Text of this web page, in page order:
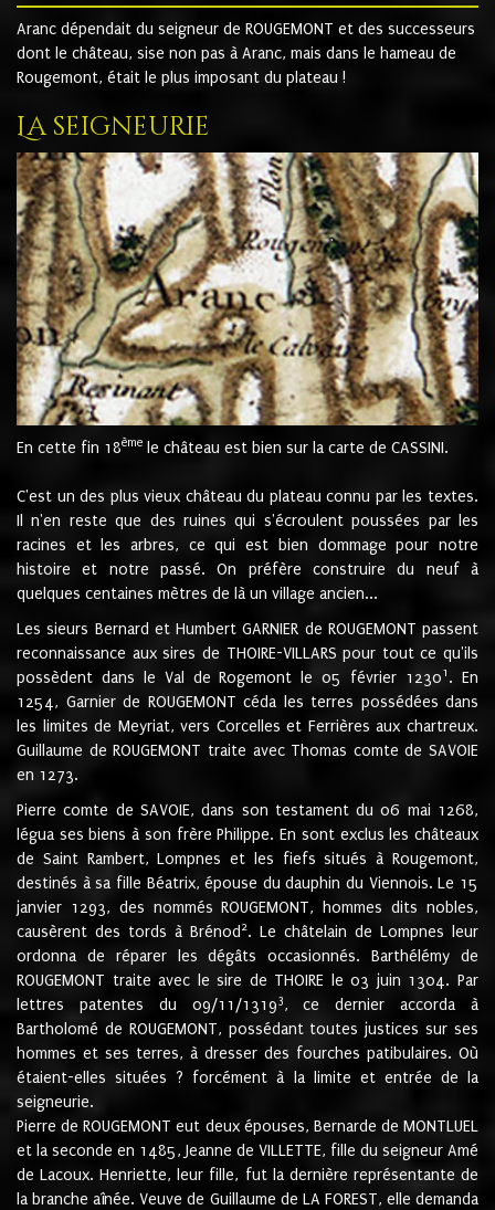
Aranc dépendait du seigneur de ROUGEMONT et des successeurs
dont le château, sise non pas à Aranc, mais dans le hameau de
Rougemont, était le plus imposant du plateau !
La seigneurie
En cette fin 18ème le château est bien sur la carte de CASSINI.
C'est un des plus vieux château du plateau connu par les textes.
Il n'en reste que des ruines qui s'écroulent poussées par les
racines et les arbres, ce qui est bien dommage pour notre
histoire et notre passé. On préfère construire du neuf à
quelques centaines mètres de là un village ancien...
Les sieurs Bernard et Humbert GARNIER de ROUGEMONT passent
reconnaissance aux sires de THOIRE-VILLARS pour tout ce qu'ils
possèdent dans le Val de Rogemont le 05 février 12301 . En
1254, Garnier de ROUGEMONT céda les terres possédées dans
les limites de Meyriat, vers Corcelles et Ferrières aux chartreux.
Guillaume de ROUGEMONT traite avec Thomas comte de SAVOIE
en 1273.
Pierre comte de SAVOIE, dans son testament du 06 mai 1268,
légua ses biens à son frère Philippe. En sont exclus les châteaux
de Saint Rambert, Lompnes et les fiefs situés à Rougemont,
destinés à sa fille Béatrix, épouse du dauphin du Viennois. Le 15
janvier 1293, des nommés ROUGEMONT, hommes dits nobles,
causèrent des tords à Brénod 2. Le châtelain de Lompnes leur
ordonna de réparer les dégâts occasionnés. Barthélémy de
ROUGEMONT traite avec le sire de THOIRE le 03 juin 1304. Par
lettres patentes du 09/11/13193, ce dernier accorda à
Bartholomé de ROUGEMONT, possédant toutes justices sur ses
hommes et ses terres, à dresser des fourches patibulaires. Où
étaient-elles situées ? forcément à la limite et entrée de la
seigneurie.
Pierre de ROUGEMONT eut deux épouses, Bernarde de MONTLUEL
et la seconde en 1485, Jeanne de VILLETTE, fille du seigneur Amé
de Lacoux. Henriette, leur fille, fut la dernière représentante de
la branche aînée. Veuve de Guillaume de LA FOREST, elle demanda